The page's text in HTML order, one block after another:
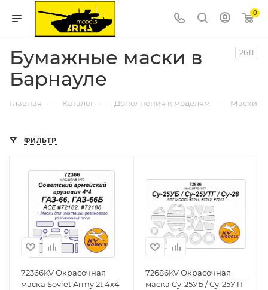
0
Бумажные маски в
Барнауле
2611
Главная — Каталог — Дополнения к моделям — Маски
ФИЛЬТР
72366KV Окрасочная
маска Soviet Army 2t 4x4
72686KV Окрасочная
маска Су-25УБ / Су-25УТГ